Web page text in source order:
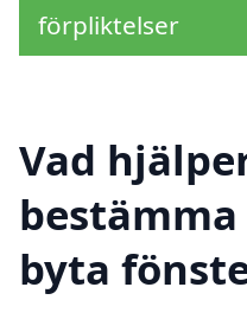
förpliktelser
Vad
byta